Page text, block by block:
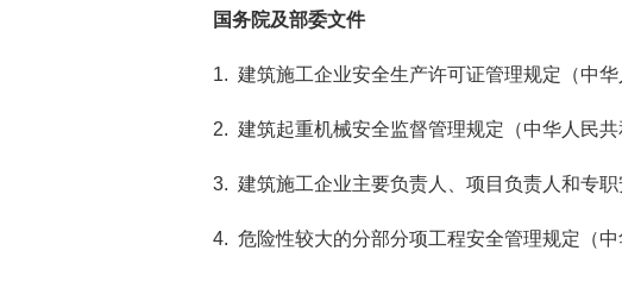
国务院及部委文件
1. 建筑施工企业安全生产许可证管理规定（中华
2. 建筑起重机械安全监督管理规定（中华人民共
3. 建筑施工企业主要负责人、项目负责人和专
4. 危险性较大的分部分项工程安全管理规定（